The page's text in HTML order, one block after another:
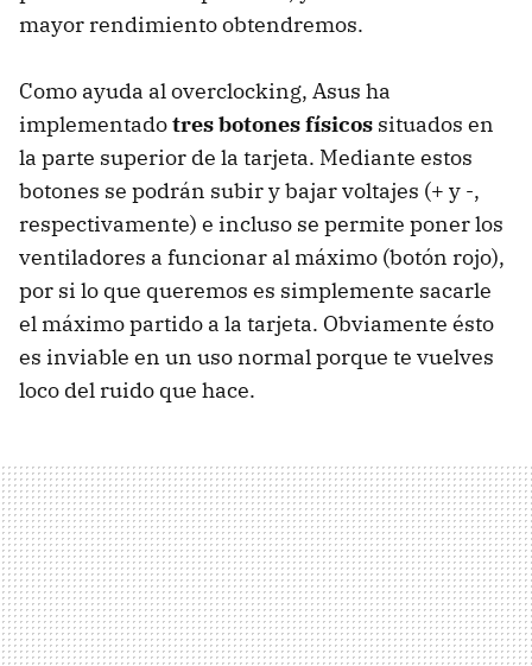
mayor rendimiento obtendremos.
Como ayuda al overclocking, Asus ha
implementadotres botones físicos situados en
la parte superior de la tarjeta. Mediante estos
botones se podrán subir y bajar voltajes (+ y -,
respectivamente) e incluso se permite poner los
ventiladores a funcionar al máximo (botón rojo),
por si lo que queremos es simplemente sacarle
el máximo partido a la tarjeta. Obviamente ésto
es inviable en un uso normal porque te vuelves
loco del ruido que hace.